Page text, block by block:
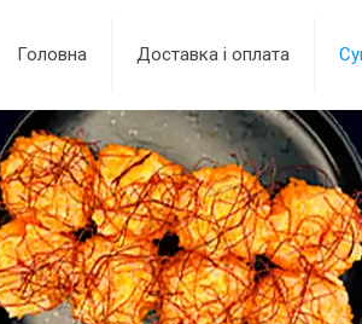
Головна Доставка і оплата